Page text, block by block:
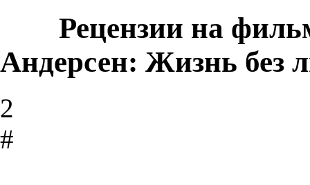
Рецензии на
Андерсен: Жизнь без
2
#